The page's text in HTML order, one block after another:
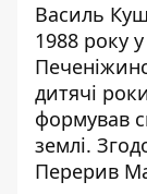
Василь
1988 року
дитячі
формував
землі.
Перерив